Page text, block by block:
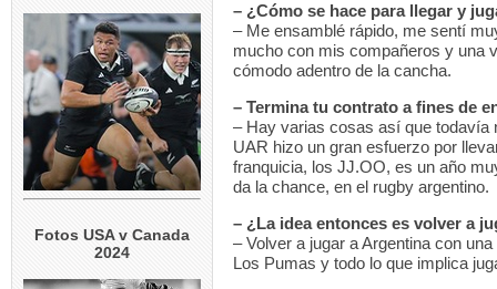
Fotos USA v Canada
2024
– ¿Cómo se hace para llegar y
– Me ensamblé rápido, me sentí
mucho con mis compañeros y una
cómodo adentro de la cancha.
– Termina tu contrato a fines de
– Hay varias cosas así que todavía
UAR hizo un gran esfuerzo por
franquicia, los JJ.OO, es un año
da la chance, en el rugby argentino.
– ¿La idea entonces es volver a
– Volver a jugar a Argentina con
Los Pumas y todo lo que implica